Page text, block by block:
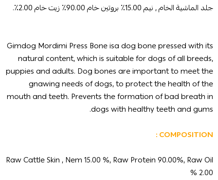
جلد الماشية الخام , نيم 15.00٪ بروتين خام 90.00٪ زيت خام 2.00٪.
Gimdog Mordimi Press Bone isa dog bone pressed with its
natural content, which is suitable for dogs of all breeds,
puppies and adults. Dog bones are important to meet the
gnawing needs of dogs, to protect the health of the
mouth and teeth. Prevents the formation of bad breath in
dogs with healthy teeth and gums.
COMPOSITION :
Raw Cattle Skin , Nem 15.00 %, Raw Protein 90.00%, Raw Oil
2.00 %